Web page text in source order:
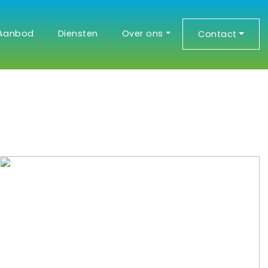
Diensten Over ons Contact